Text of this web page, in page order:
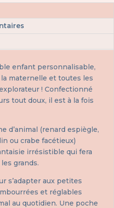
enfant personnalisable,
maternelle et toutes les
! Confectionné
tout doux, il est à la fois
d’animal (renard espiègle,
ou crabe facétieux)
irrésistible qui fera
grands.
s’adapter aux petites
et réglables
au quotidien. Une poche